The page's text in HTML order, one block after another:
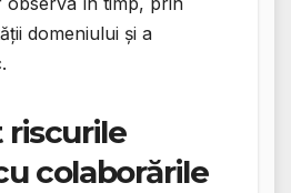
domeniului și a
riscurile
colaborările